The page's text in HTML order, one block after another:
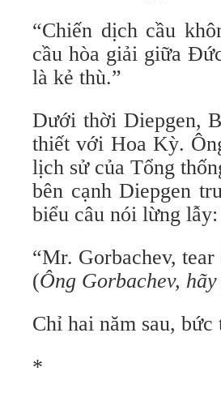
“Chiến dịch cầu
cầu hòa giải giữa
là kẻ thù.”
Dưới thời Diepgen,
thiết với Hoa Kỳ.
lịch sử của Tổng
bên cạnh Diepgen
biểu câu nói lừng lẫy:
“Mr. Gorbachev,
(Ông Gorbachev,
Chỉ hai năm sau,
*